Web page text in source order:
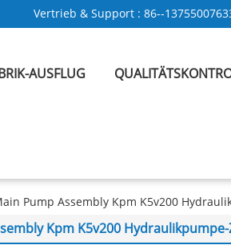
Vertrieb & Support : 86--
AUSFLUG
Pump Assembly Kpm K5v200
Kpm K5v200 Hydraulikpumpe-